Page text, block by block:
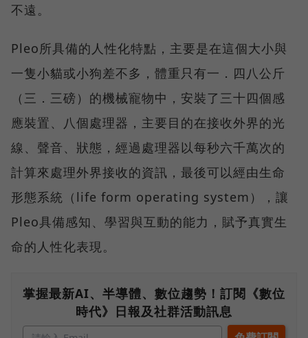
不遠。
Pleo所具備的人性化特點，主要是在這個大小與
一隻小貓或小狗差不多，體重只有一．四八公斤
（三．三磅）的機械寵物中，安裝了三十四個感
應裝置、八個處理器，主要目的在接收外界的光
線、聲音、狀態，經過處理器以每秒六千萬次的
計算來處理外界接收的資訊，最後可以經由生命
形態系統（life form operating system），讓
Pleo具備感知、學習與互動的能力，賦予真實生
命的人性化表現。
掌握最新AI、半導體、數位趨勢！訂閱《數位
時代》日報及社群活動訊息